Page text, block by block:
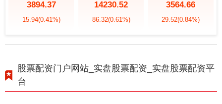
3894.37
15.94(0.41%)
14230.52
86.32(0.61%)
3564.66
29.52(0.84%)
股票配资门户网站_实盘股票配资_实盘股票配资平
台